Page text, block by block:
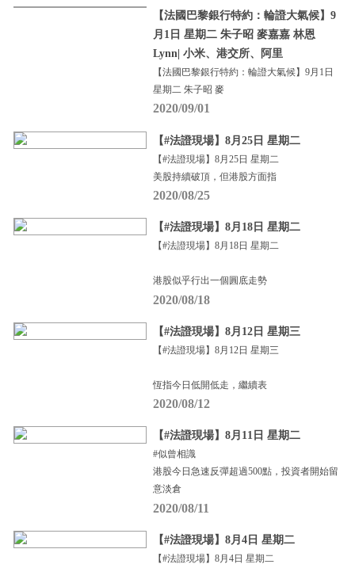
【法國巴黎銀行特約：輪證大氣候】9
月1日 星期二 朱子昭 麥嘉嘉 林恩
Lynn| 小米、港交所、阿里
【法國巴黎銀行特約：輪證大氣候】9月1日
星期二 朱子昭 麥
2020/09/01
【#法證現場】8月25日 星期二
【#法證現場】8月25日 星期二
美股持續破頂，但港股方面指
2020/08/25
【#法證現場】8月18日 星期二
【#法證現場】8月18日 星期二
港股似乎行出一個圓底走勢
2020/08/18
【#法證現場】8月12日 星期三
【#法證現場】8月12日 星期三
恆指今日低開低走，繼續表
2020/08/12
【#法證現場】8月11日 星期二
#似曾相識
港股今日急速反彈超過500點，投資者開始留
意淡倉
2020/08/11
【#法證現場】8月4日 星期二
【#法證現場】8月4日 星期二